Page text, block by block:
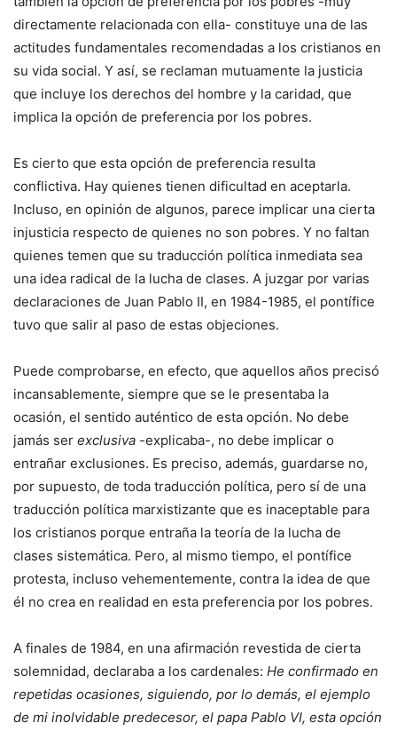
directamente relacionada con ella- constituye una de las
actitudes fundamentales recomendadas a los cristianos en
su vida social. Y así, se reclaman mutuamente la justicia
que incluye los derechos del hombre y la caridad, que
implica la opción de preferencia por los pobres.
Es cierto que esta opción de preferencia resulta
conflictiva. Hay quienes tienen dificultad en aceptarla.
Incluso, en opinión de algunos, parece implicar una cierta
injusticia respecto de quienes no son pobres. Y no faltan
quienes temen que su traducción política inmediata sea
una idea radical de la lucha de clases. A juzgar por varias
declaraciones de Juan Pablo II, en 1984-1985, el pontífice
tuvo que salir al paso de estas objeciones.
Puede comprobarse, en efecto, que aquellos años precisó
incansablemente, siempre que se le presentaba la
ocasión, el sentido auténtico de esta opción. No debe
jamás ser exclusiva -explicaba-, no debe implicar o
entrañar exclusiones. Es preciso, además, guardarse no,
por supuesto, de toda traducción política, pero sí de una
traducción política marxistizante que es inaceptable para
los cristianos porque entraña la teoría de la lucha de
clases sistemática. Pero, al mismo tiempo, el pontífice
protesta, incluso vehementemente, contra la idea de que
él no crea en realidad en esta preferencia por los pobres.
A finales de 1984, en una afirmación revestida de cierta
solemnidad, declaraba a los cardenales: He confirmado en
repetidas ocasiones, siguiendo, por lo demás, el ejemplo
de mi inolvidable predecesor, el papa Pablo VI, esta opción